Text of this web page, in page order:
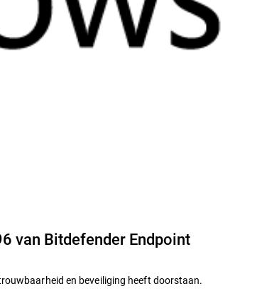
van Bitdefender Endpoint
en beveiliging heeft doorstaan.